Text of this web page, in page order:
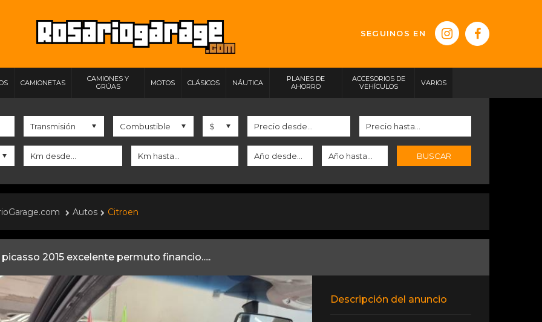
SEGUINOS EN
CAMIONETAS
CAMIONES Y
GRÚAS
MOTOS CLÁSICOS NÁUTICA
PLANES DE
AHORRO
ACCESORIOS DE
VEHÍCULOS
VARIOS
BUSCAR
Autos Citroen
picasso 2015 excelente permuto financio.....
Descripción del anuncio